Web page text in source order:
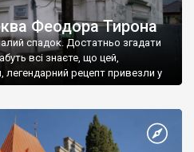
Феодора Тирона
спадок. Достатньо згадати
всі знаєте, що цей,
легендарний рецепт привезли у